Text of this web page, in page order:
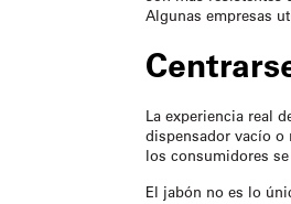
Algunas empresas
La experiencia real
dispensador vacío o
los consumidores
El jabón no es lo